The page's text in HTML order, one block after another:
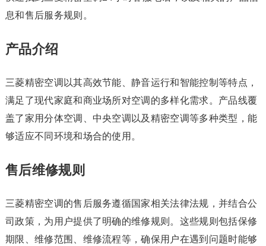
息和售后服务规则。
产品介绍
三菱精密空调以其高效节能、静音运行和智能控制等特点，
满足了现代家庭和商业场所对空调的多样化需求。产品线覆
盖了家用分体空调、中央空调以及精密空调等多种类型，能
够适应不同环境和场合的使用。
售后维修规则
三菱精密空调的售后服务遵循国家相关法律法规，并结合公
司政策，为用户提供了明确的维修规则。这些规则包括保修
期限、维修范围、维修流程等，确保用户在遇到问题时能够